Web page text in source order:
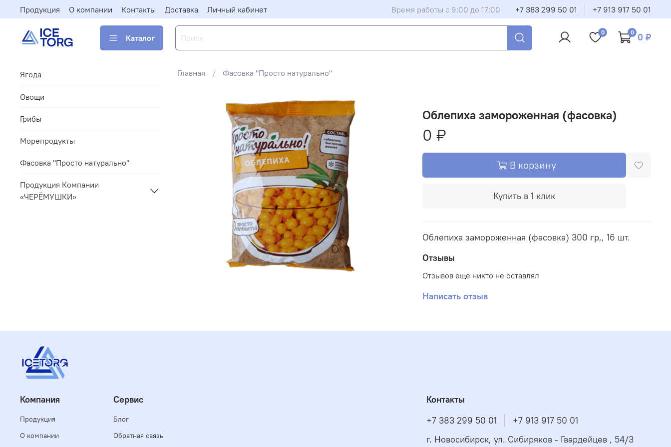
Продукция О компании Контакты Доставка Личный кабинет Время работы с 9:00 до 17:00 +7 383 299 50 01 +7 913 917 50 01
Каталог
0 0 0 ₽
Главная Фасовка "Просто натурально"
Облепиха замороженная (фасовка)
0 ₽
В корзину
Купить в 1 клик
Облепиха замороженная (фасовка) 300 гр,, 16 шт.
Отзывы
Отзывов еще никто не оставлял
Написать отзыв
Ягода
Овощи
Грибы
Морепродукты
Фасовка "Просто натурально"
Продукция Компании
«ЧЕРЁМУШКИ»
Компания
Продукция
О компании
Сервис
Блог
Обратная связь
Контакты
+7 383 299 50 01
+7 913 917 50 01
г. Новосибирск, ул. Сибиряков - Гвардейцев , 54/3